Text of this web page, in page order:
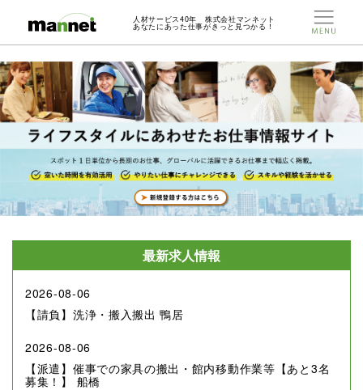
人材サービス40年 株式会社マンネット
あなたにあった仕事がきっと見つかる！
最新求人情報
2026-08-06
【請負】洗浄・搬入搬出 鴨居
2026-08-06
【派遣】催事での家具の搬出・館内移動作業等【あと3名
募集！】 船橋